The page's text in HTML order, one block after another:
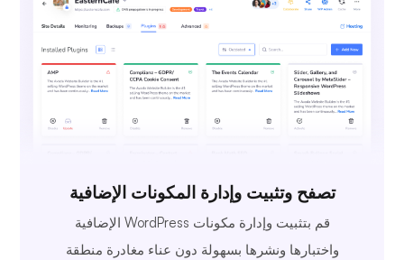
تصفح وتثبيت وإدارة المكونات الإضافية
قم بتثبيت وإدارة مكونات WordPress الإضافية
واختبارها ونشرها بسهولة دون عناء مغادرة منطقة